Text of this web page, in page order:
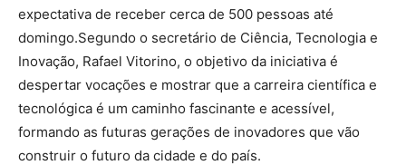
expectativa de receber cerca de 500 pessoas até
domingo.Segundo o secretário de Ciência, Tecnologia e
Inovação, Rafael Vitorino, o objetivo da iniciativa é
despertar vocações e mostrar que a carreira científica e
tecnológica é um caminho fascinante e acessível,
formando as futuras gerações de inovadores que vão
construir o futuro da cidade e do país.